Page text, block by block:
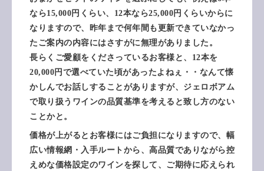
なら15,000円くらい、12本なら25,000円くらいからに
なりますので、昨年まで何年間も更新できていなかっ
たご案内の内容にはさすがに無理がありました。
長らくご愛顧をくださっているお客様と、12本を
20,000円で選べていた頃があったよねぇ・・なんて懐
かしんでお話しすることがありますが、ジェロボアム
で取り扱うワインの品質基準を考えると致し方のない
ことかと。
価格が上がるとお客様にはご負担になりますので、幅
広い情報網・入手ルートから、高品質でありながら控
えめな価格設定のワインを探して、ご期待に応えられ